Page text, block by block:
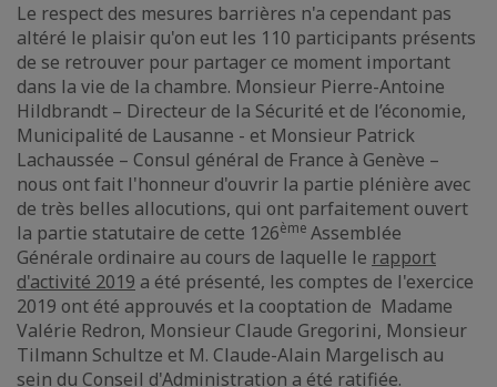
Le respect des mesures barrières n'a cependant pas
altéré le plaisir qu'on eut les 110 participants présents
de se retrouver pour partager ce moment important
dans la vie de la chambre. Monsieur Pierre-Antoine
Hildbrandt – Directeur de la Sécurité et de l’économie,
Municipalité de Lausanne - et Monsieur Patrick
Lachaussée – Consul général de France à Genève –
nous ont fait l'honneur d'ouvrir la partie plénière avec
de très belles allocutions, qui ont parfaitement ouvert
la partie statutaire de cette 126ème Assemblée
Générale ordinaire au cours de laquelle le rapport
d'activité 2019 a été présenté, les comptes de l'exercice
2019 ont été approuvés et la cooptation de Madame
Valérie Redron, Monsieur Claude Gregorini, Monsieur
Tilmann Schultze et M. Claude-Alain Margelisch au
sein du Conseil d'Administration a été ratifiée.